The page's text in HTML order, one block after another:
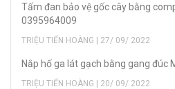
Tấm đan bảo vệ gốc cây bằng
0395964009
TRIỆU TIẾN HOÀNG | 27/ 09/ 2022
Nắp hố ga lát gạch bằng gang đúc
TRIỆU TIẾN HOÀNG | 20/ 09/ 2022